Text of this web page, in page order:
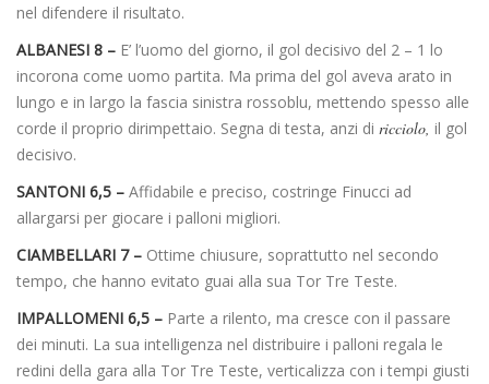
nel difendere il risultato.
ALBANESI 8 – E’ l’uomo del giorno, il gol decisivo del 2 – 1 lo
incorona come uomo partita. Ma prima del gol aveva arato in
lungo e in largo la fascia sinistra rossoblu, mettendo spesso alle
corde il proprio dirimpettaio. Segna di testa, anzi di ricciolo, il gol
decisivo.
SANTONI 6,5 – Affidabile e preciso, costringe Finucci ad
allargarsi per giocare i palloni migliori.
CIAMBELLARI 7 – Ottime chiusure, soprattutto nel secondo
tempo, che hanno evitato guai alla sua Tor Tre Teste.
IMPALLOMENI 6,5 – Parte a rilento, ma cresce con il passare
dei minuti. La sua intelligenza nel distribuire i palloni regala le
redini della gara alla Tor Tre Teste, verticalizza con i tempi giusti